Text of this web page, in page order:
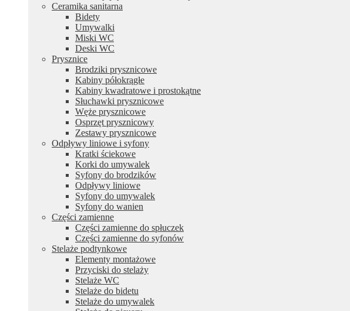
Ceramika sanitarna
Bidety
Umywalki
Miski WC
Deski WC
Prysznice
Brodziki prysznicowe
Kabiny półokrągłe
Kabiny kwadratowe i prostokątne
Słuchawki prysznicowe
Węże prysznicowe
Osprzęt prysznicowy
Zestawy prysznicowe
Odpływy liniowe i syfony
Kratki ściekowe
Korki do umywalek
Syfony do brodzików
Odpływy liniowe
Syfony do umywalek
Syfony do wanien
Części zamienne
Części zamienne do spłuczek
Części zamienne do syfonów
Stelaże podtynkowe
Elementy montażowe
Przyciski do stelaży
Stelaże WC
Stelaże do bidetu
Stelaże do umywalek